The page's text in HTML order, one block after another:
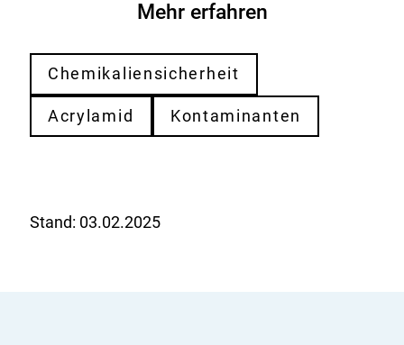
Mehr erfahren
Chemikaliensicherheit
Acrylamid Kontaminanten
Stand: 03.02.2025